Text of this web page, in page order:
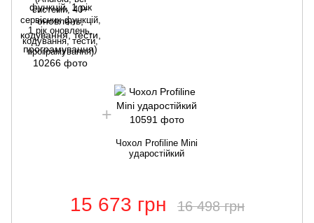
системи, 40+
сервісних функцій,
1 рік оновлень,
кодування, тести,
програмування)
Чохол Profiline Mini
ударостійкий
15 673 грн 16 498 грн